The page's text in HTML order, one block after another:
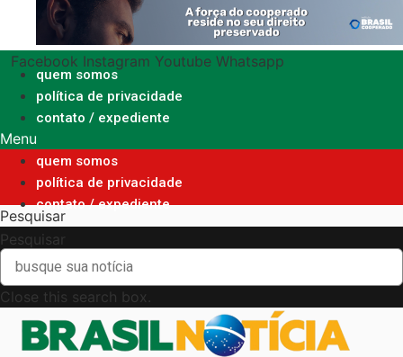
o
conteúdo
Facebook Instagram Youtube Whatsapp
quem somos
política de privacidade
contato / expediente
Menu
quem somos
política de privacidade
contato / expediente
Pesquisar
Pesquisar
Close this search box.